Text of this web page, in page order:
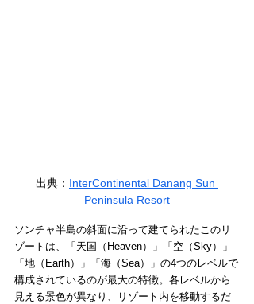
出典： InterContinental Danang Sun
Peninsula Resort
ソンチャ半島の斜面に沿って建てられたこのリ
ゾートは、「天国（Heaven）」「空（Sky）」
「地（Earth）」「海（Sea）」の4つのレベルで
構成されているのが最大の特徴。各レベルから
見える景色が異なり、リゾート内を移動するだ